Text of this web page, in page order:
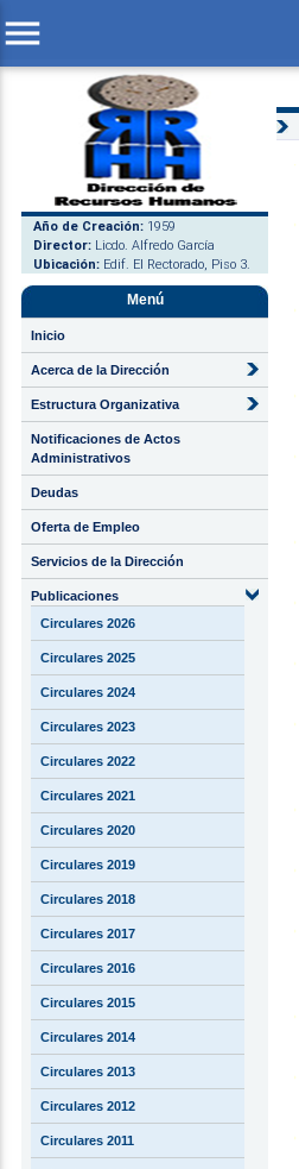
menu
Año de Creación: 1959
Director: Licdo. Alfredo García
Ubicación: Edif. El Rectorado, Piso 3.
Menú
Inicio
Acerca de la Dirección
Estructura Organizativa
Notificaciones de Actos
Administrativos
Deudas
Oferta de Empleo
Servicios de la Dirección
Publicaciones
Circulares 2026
Circulares 2025
Circulares 2024
Circulares 2023
Circulares 2022
Circulares 2021
Circulares 2020
Circulares 2019
Circulares 2018
Circulares 2017
Circulares 2016
Circulares 2015
Circulares 2014
Circulares 2013
Circulares 2012
Circulares 2011